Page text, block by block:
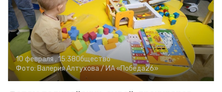
10 февраля , 15:38Общество
Фото: Валерия Алтухова /ИА «Победа26»